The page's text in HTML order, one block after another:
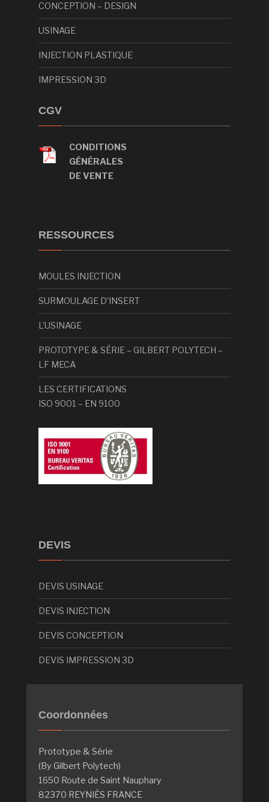
CONCEPTION – DESIGN
USINAGE
INJECTION PLASTIQUE
IMPRESSION 3D
CGV
CONDITIONS
GÉNÉRALES
DE VENTE
RESSOURCES
MOULES INJECTION
SURMOULAGE D’INSERT
L’USINAGE
PROTOTYPE & SÉRIE – GILBERT POLYTECH –
LF MECA
LES CERTIFICATIONS
ISO 9001 – EN 9100
DEVIS
DEVIS USINAGE
DEVIS INJECTION
DEVIS CONCEPTION
DEVIS IMPRESSION 3D
Coordonnées
Prototype & Série
(By Gilbert Polytech)
1650 Route de Saint Nauphary
82370 REYNIÈS FRANCE